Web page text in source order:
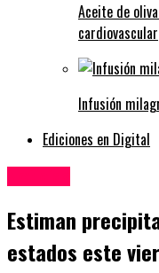
Aceite de
cardiovascular
Infusión
Ediciones en Digital
Estiman
estados este